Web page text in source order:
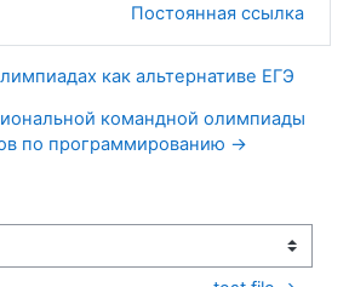
Постоянная ссылка
как альтернативе ЕГЭ
командной олимпиады
по программированию →